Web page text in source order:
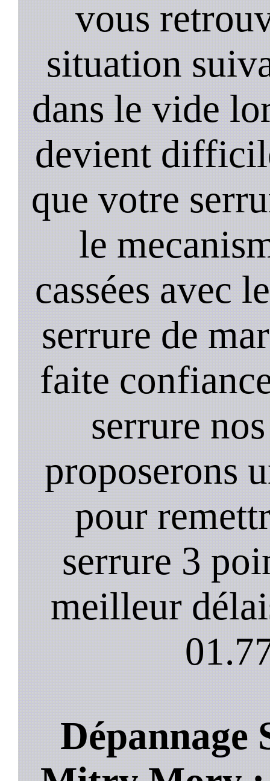
vous
situation
dans le vide
devient
que votre
le
cassées avec
serrure de
faite
serrure
proposerons
pour
serrure 3
meilleur
Dépannage